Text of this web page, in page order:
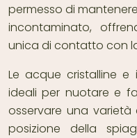
permesso di
incontaminato,
unica di contatto con
Le acque cristalline
ideali per nuotare e
osservare una varietà
posizione della